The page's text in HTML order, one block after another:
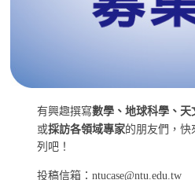
有興趣撰寫數學、地球科學、天
或採訪各領域專家的朋友們，快
列吧！
投稿信箱：ntucase@ntu.edu.tw